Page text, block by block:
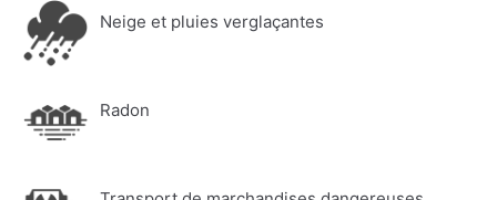
Neige et pluies verglaçantes
Radon